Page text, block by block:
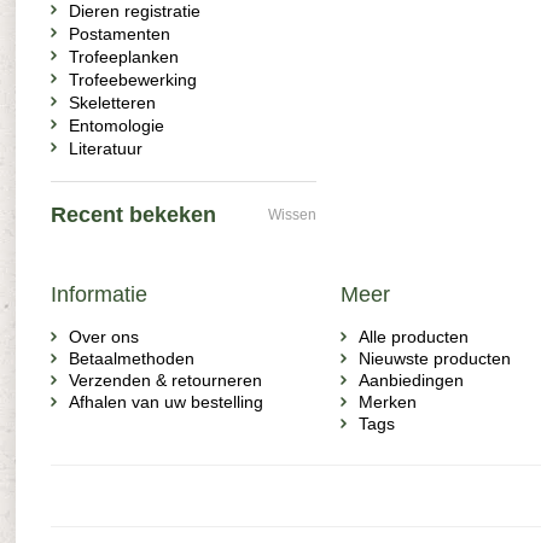
Dieren registratie
Postamenten
Trofeeplanken
Trofeebewerking
Skeletteren
Entomologie
Literatuur
Recent bekeken Wissen
Informatie
Over ons
Betaalmethoden
Verzenden & retourneren
Afhalen van uw bestelling
Meer
Alle producten
Nieuwste producten
Aanbiedingen
Merken
Tags